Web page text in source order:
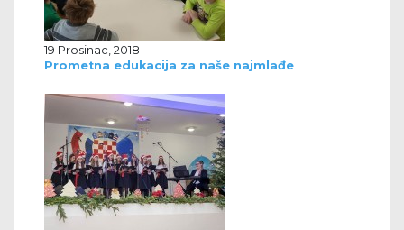
19 Prosinac, 2018
Prometna edukacija za naše najmlađe